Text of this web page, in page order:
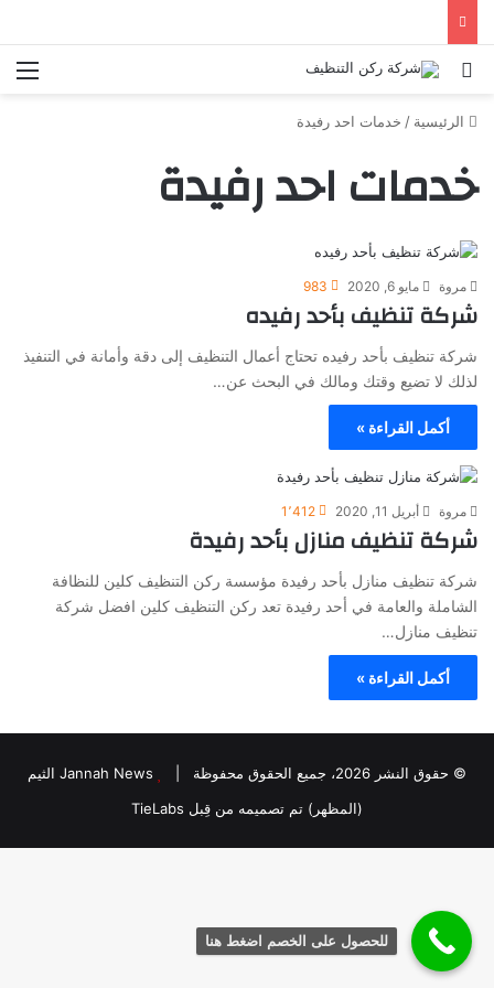
الرئيسية / خدمات احد رفيدة
خدمات احد رفيدة
مروة مايو 6, 2020 983
شركة تنظيف بأحد رفيده
شركة تنظيف بأحد رفيده تحتاج أعمال التنظيف إلى دقة وأمانة في التنفيذ
لذلك لا تضيع وقتك ومالك في البحث عن…
أكمل القراءة »
مروة أبريل 11, 2020 1٬412
شركة تنظيف منازل بأحد رفيدة
شركة تنظيف منازل بأحد رفيدة مؤسسة ركن التنظيف كلين للنظافة
الشاملة والعامة في أحد رفيدة تعد ركن التنظيف كلين افضل شركة
تنظيف منازل…
أكمل القراءة »
© حقوق النشر 2026، جميع الحقوق محفوظة |
Jannah News الثيم
(المظهر) تم تصميمه من قِبل TieLabs
للحصول على الخصم اضغط هنا